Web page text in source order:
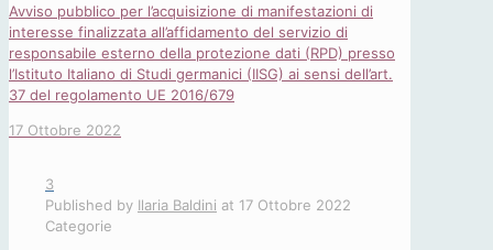
Avviso pubblico per l’acquisizione di manifestazioni di
interesse finalizzata all’affidamento del servizio di
responsabile esterno della protezione dati (RPD) presso
l’Istituto Italiano di Studi germanici (IISG) ai sensi dell’art.
37 del regolamento UE 2016/679
17 Ottobre 2022
3
Published by Ilaria Baldini at 17 Ottobre 2022
Categorie